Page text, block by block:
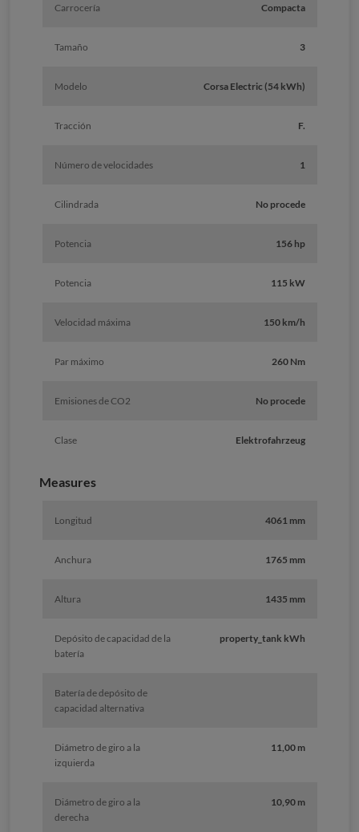
Carrocería Compacta
Tamaño 3
Modelo Corsa Electric (54 kWh)
Tracción F.
Número de velocidades 1
Cilindrada No procede
Potencia 156 hp
Potencia 115 kW
Velocidad máxima 150 km/h
Par máximo 260 Nm
Emisiones de CO2 No procede
Clase Elektrofahrzeug
Measures
Longitud 4061 mm
Anchura 1765 mm
Altura 1435 mm
Depósito de capacidad de la
batería
property_tank kWh
Batería de depósito de
capacidad alternativa
Diámetro de giro a la
izquierda
11,00 m
Diámetro de giro a la
derecha
10,90 m